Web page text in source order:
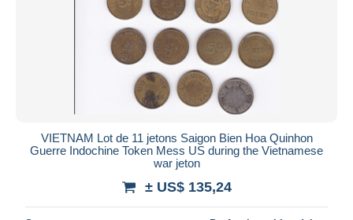
VIETNAM Lot de 11 jetons Saigon Bien Hoa Quinhon
Guerre Indochine Token Mess US during the Vietnamese
war jeton
± US$ 135,24